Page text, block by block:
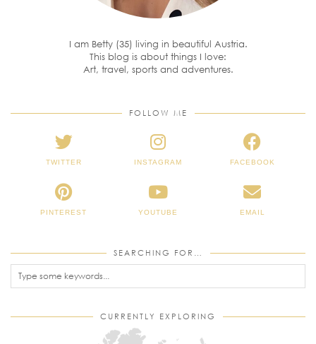
I am Betty (35) living in beautiful Austria.
This blog is about things I love:
Art, travel, sports and adventures.
FOLLOW ME
TWITTER INSTAGRAM FACEBOOK
PINTEREST YOUTUBE EMAIL
SEARCHING FOR…
CURRENTLY EXPLORING